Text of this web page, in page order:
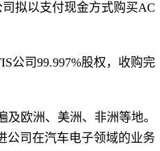
拟以支付现金方式购买AC
公司99.997%股权，收购完
欧洲、美洲、非洲等地。
公司在汽车电子领域的业务